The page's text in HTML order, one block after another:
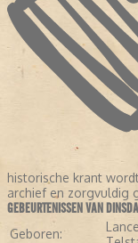
historische krant
archief en zorgvuldig
GEBEURTENISSEN VAN
Geboren: